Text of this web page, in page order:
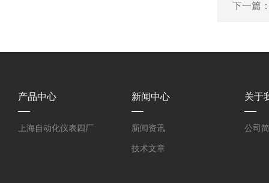
下一篇
产品中心
上海自动化仪表四厂
新闻中心
新闻资讯
技术文章
关于
公司